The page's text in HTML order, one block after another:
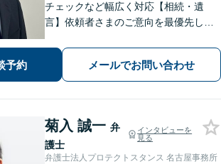
チェックなど幅広く対応【相続・遺
言】依頼者さまのご意向を最優先した
予約 メールでお問い合わせ
菊入 誠一 弁
護士
インタビューを
見る
弁護士法人プロテクトスタンス 名古屋事務所